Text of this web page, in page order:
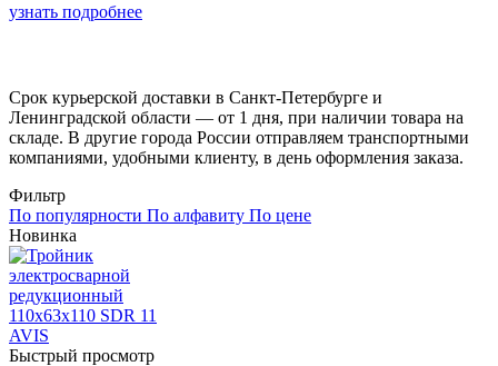
узнать подробнее
Срок курьерской доставки в Санкт-Петербурге и
Ленинградской области — от 1 дня, при наличии товара на
складе. В другие города России отправляем транспортными
компаниями, удобными клиенту, в день оформления заказа.
Фильтр
По популярности По алфавиту По цене
Новинка
Быстрый просмотр